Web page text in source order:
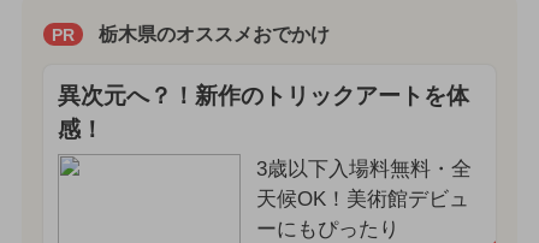
PR 栃木県のオススメおでかけ
異次元へ？！新作のトリックアートを体
感！
3歳以下入場料無料・全
天候OK！美術館デビュ
ーにもぴったり